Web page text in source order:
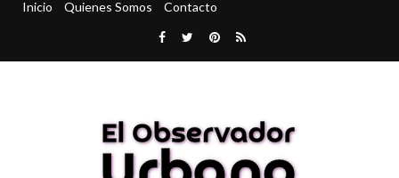
Inicio Quienes Somos Contacto